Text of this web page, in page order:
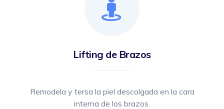
Lifting de Brazos
Remodela y tersa la piel descolgada en la cara
interna de los brazos.